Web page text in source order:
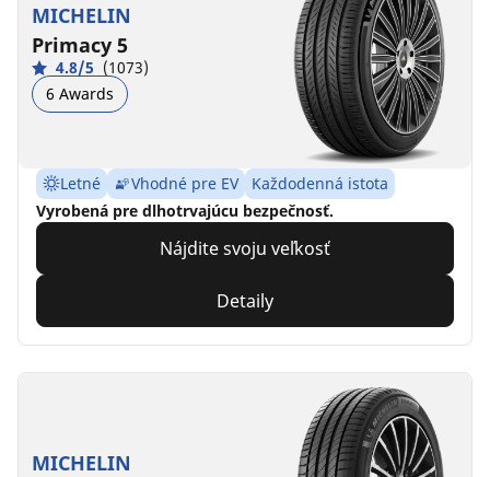
MICHELIN
Primacy 5
4.8/5 (1073)
6 Awards
Letné Vhodné pre EV
Každodenná istota
Vyrobená pre dlhotrvajúcu bezpečnosť.
Nájdite svoju veľkosť
Detaily
MICHELIN